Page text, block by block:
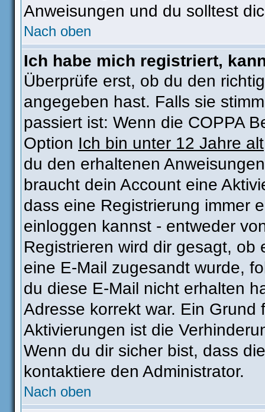
Anweisungen und du solltest
Nach oben
Ich habe mich registriert,
Überprüfe erst, ob du den
angegeben hast. Falls sie
passiert ist: Wenn die COPPA
Option Ich bin unter 12 Jahre alt
du den erhaltenen
braucht dein Account eine
dass eine Registrierung immer
einloggen kannst - entweder
Registrieren wird dir gesagt, ob
eine E-Mail zugesandt wurde,
du diese E-Mail nicht erhalten
Adresse korrekt war. Ein
Aktivierungen ist die
Wenn du dir sicher bist, dass
kontaktiere den Administrator.
Nach oben